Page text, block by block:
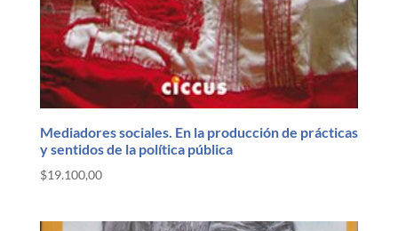
Mediadores sociales. En la producción de prácticas
y sentidos de la política pública
$19.100,00